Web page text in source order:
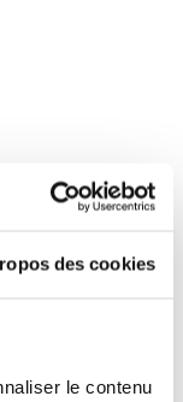
des cookies
le contenu